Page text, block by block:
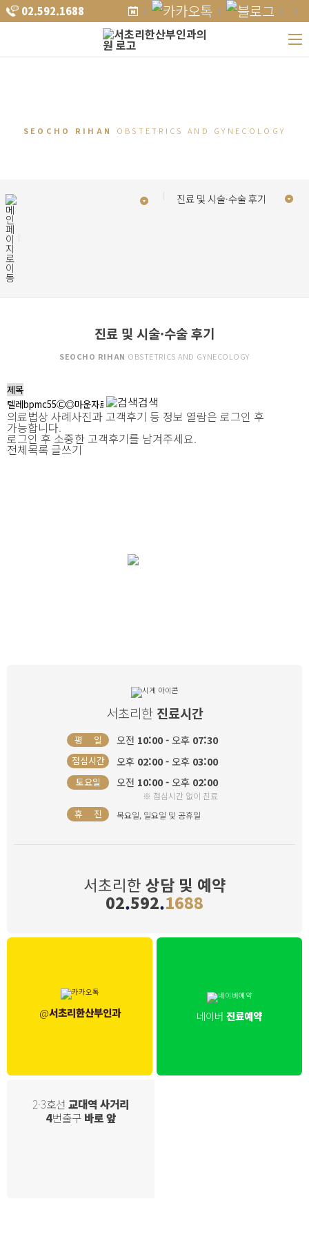
02.592.1688
SEOCHO RIHAN OBSTETRICS AND GYNECOLOGY
진료 및 시술·수술 후기
진료 및 시술·수술 후기
SEOCHO RIHAN OBSTETRICS AND GYNECOLOGY
검색
의료법상 사례사진과 고객후기 등 정보 열람은 로그인 후
가능합니다.
로그인 후 소중한 고객후기를 남겨주세요.
전체목록 글쓰기
서초리한 진료시간
평 일 오전 10:00 -오후 07:30
점심시간 오후 02:00 -오후 03:00
토요일 오전 10:00 -오후 02:00
※ 점심시간 없이 진료
휴 진 목요일, 일요일 및 공휴일
서초리한 상담 및 예약
02.592.1688
@서초리한산부인과 네이버 진료예약
2·3호선 교대역 사거리
4번출구 바로 앞